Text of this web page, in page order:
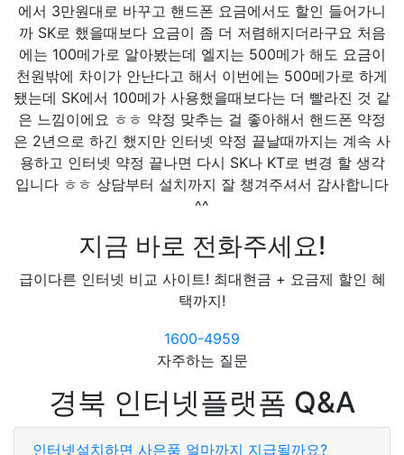
에서 3만원대로 바꾸고 핸드폰 요금에서도 할인 들어가니
까 SK로 했을때보다 요금이 좀 더 저렴해지더라구요 처음
에는 100메가로 알아봤는데 엘지는 500메가 해도 요금이
천원밖에 차이가 안난다고 해서 이번에는 500메가로 하게
됐는데 SK에서 100메가 사용했을때보다는 더 빨라진 것 같
은 느낌이에요 ㅎㅎ 약정 맞추는 걸 좋아해서 핸드폰 약정
은 2년으로 하긴 했지만 인터넷 약정 끝날때까지는 계속 사
용하고 인터넷 약정 끝나면 다시 SK나 KT로 변경 할 생각
입니다 ㅎㅎ 상담부터 설치까지 잘 챙겨주셔서 감사합니다
^^
지금 바로 전화주세요!
급이다른 인터넷 비교 사이트! 최대현금 + 요금제 할인 혜
택까지!
1600-4959
자주하는 질문
경북 인터넷플랫폼 Q&A
인터넷설치하면 사은품 얼마까지 지급될까요?